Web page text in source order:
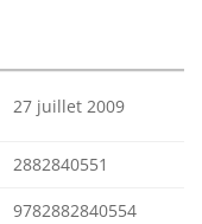
27 juillet 2009
2882840551
9782882840554